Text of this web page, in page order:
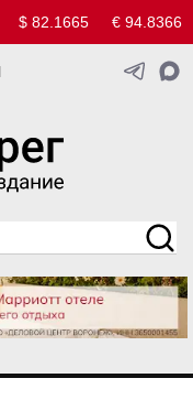
$ 82.1665 € 94.8366